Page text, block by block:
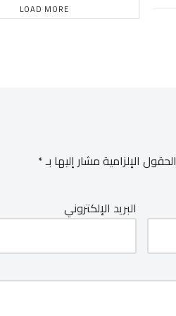
LOAD MORE
الحقول الإلزامية مشار إليها بـ*
البريد الإلكتروني